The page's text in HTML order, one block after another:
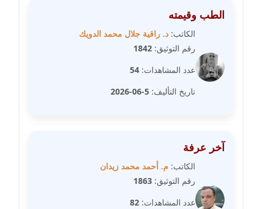
مدونة سارة سعيد
عاملة
عاملة
مدونة سامح طلعت
مدونة سامح فرج
عاملة
الطب وقيمته
الكاتب: د. راقية جلال محمد الدويك
رقم التوثيق: 1842
عدد المشاهدات: 54
تاريخ التأليف: 5-06-2026
آخر عرفة
الكاتب: م. أحمد محمد زيدان
رقم التوثيق: 1863
عدد المشاهدات: 82